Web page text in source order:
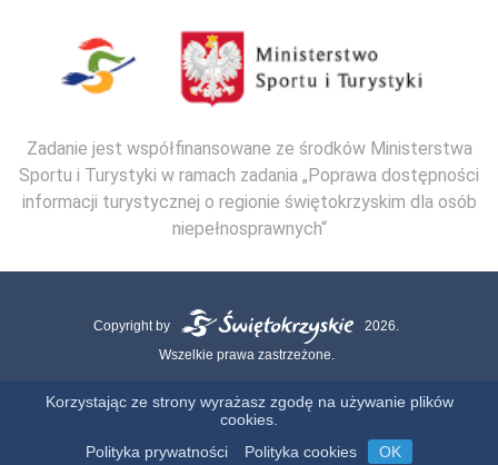
Zadanie jest współfinansowane ze środków Ministerstwa
Sportu i Turystyki w ramach zadania „Poprawa dostępności
informacji turystycznej o regionie świętokrzyskim dla osób
niepełnosprawnych“
Copyright by
2026.
Wszelkie prawa zastrzeżone.
Korzystając ze strony wyrażasz zgodę na używanie plików
cookies.
Polityka prywatności
Polityka cookies OK